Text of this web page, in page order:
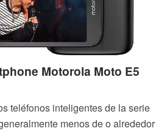
Motorola Moto E5
teléfonos inteligentes de la serie
menos de o alrededor